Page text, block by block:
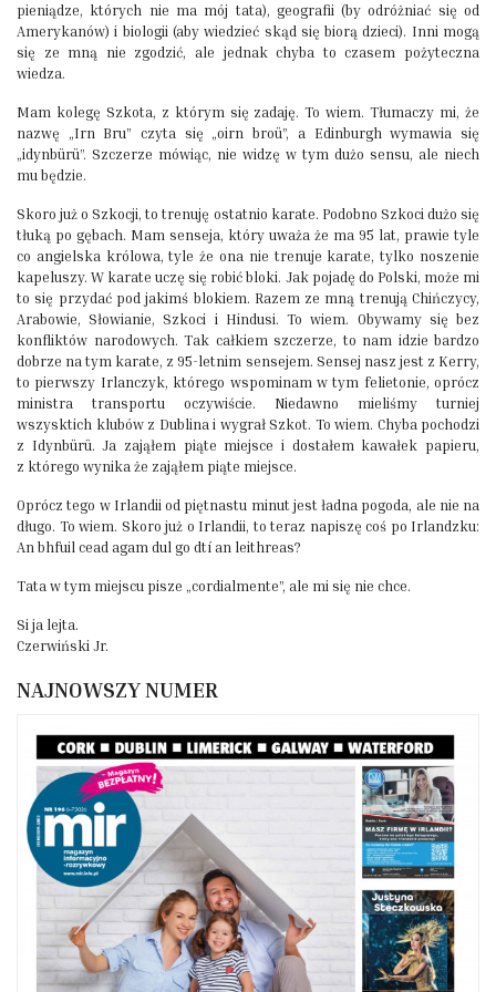
pieniądze, których nie ma mój tata), geografii (by odróżniać się od
Amerykanów) i biologii (aby wiedzieć skąd się biorą dzieci). Inni mogą
się ze mną nie zgodzić, ale jednak chyba to czasem pożyteczna
wiedza.
Mam kolegę Szkota, z którym się zadaję. To wiem. Tłumaczy mi, że
nazwę „Irn Bru” czyta się „oirn broü”, a Edinburgh wymawia się
„idynbürü”. Szczerze mówiąc, nie widzę w tym dużo sensu, ale niech
mu będzie.
Skoro już o Szkocji, to trenuję ostatnio karate. Podobno Szkoci dużo się
tłuką po gębach. Mam senseja, który uważa że ma 95 lat, prawie tyle
co angielska królowa, tyle że ona nie trenuje karate, tylko noszenie
kapeluszy. W karate uczę się robić bloki. Jak pojadę do Polski, może mi
to się przydać pod jakimś blokiem. Razem ze mną trenują Chińczycy,
Arabowie, Słowianie, Szkoci i Hindusi. To wiem. Obywamy się bez
konfliktów narodowych. Tak całkiem szczerze, to nam idzie bardzo
dobrze na tym karate, z 95-letnim sensejem. Sensej nasz jest z Kerry,
to pierwszy Irlanczyk, którego wspominam w tym felietonie, oprócz
ministra transportu oczywiście. Niedawno mieliśmy turniej
wszysktich klubów z Dublina i wygrał Szkot. To wiem. Chyba pochodzi
z Idynbürü. Ja zająłem piąte miejsce i dostałem kawałek papieru,
z którego wynika że zająłem piąte miejsce.
Oprócz tego w Irlandii od piętnastu minut jest ładna pogoda, ale nie na
długo. To wiem. Skoro już o Irlandii, to teraz napiszę coś po Irlandzku:
An bhfuil cead agam dul go dtí an leithreas?
Tata w tym miejscu pisze „cordialmente”, ale mi się nie chce.
Si ja lejta.
Czerwiński Jr.
NAJNOWSZY NUMER